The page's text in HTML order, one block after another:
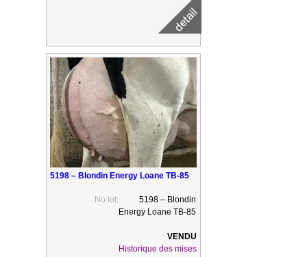
5198 – Blondin Energy Loane TB-85
No lot:
5198 – Blondin
Energy Loane TB-85
Historique des mises